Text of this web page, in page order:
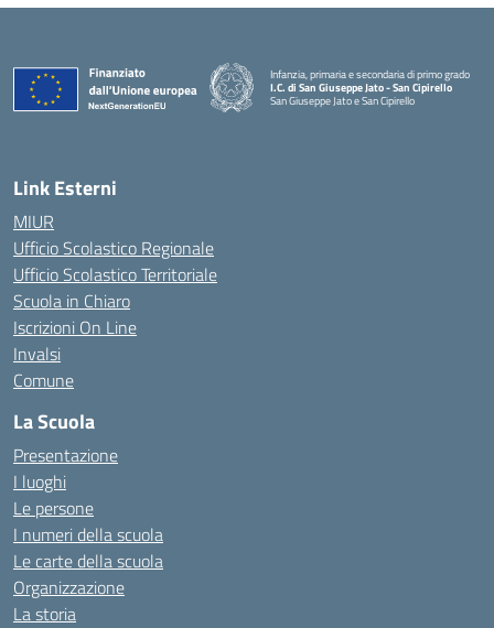
Infanzia, primaria e secondaria di primo grado
I.C. di San Giuseppe Jato - San Cipirello
San Giuseppe Jato e San Cipirello
Link Esterni
MIUR
Ufficio Scolastico Regionale
Ufficio Scolastico Territoriale
Scuola in Chiaro
Iscrizioni On Line
Invalsi
Comune
La Scuola
Presentazione
I luoghi
Le persone
I numeri della scuola
Le carte della scuola
Organizzazione
La storia